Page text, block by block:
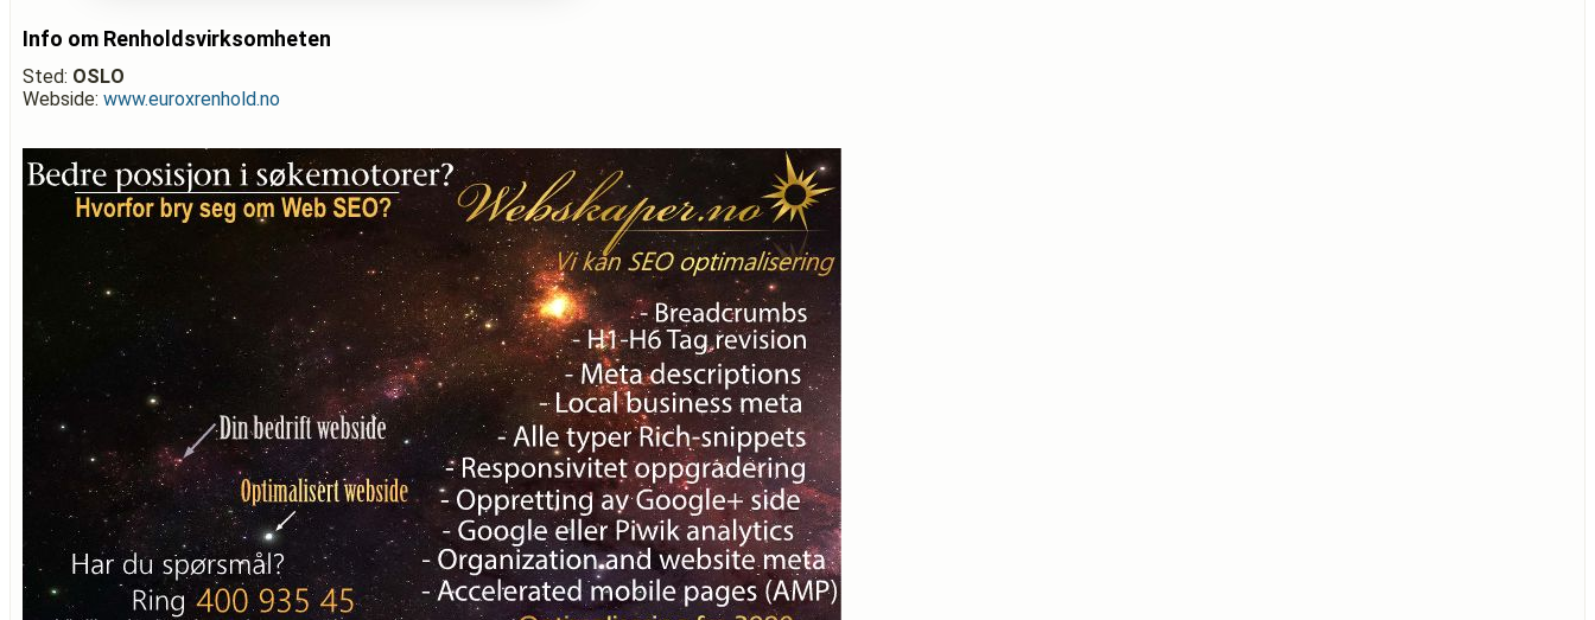
Info om Renholdsvirksomheten
Sted: OSLO
Webside: www.euroxrenhold.no